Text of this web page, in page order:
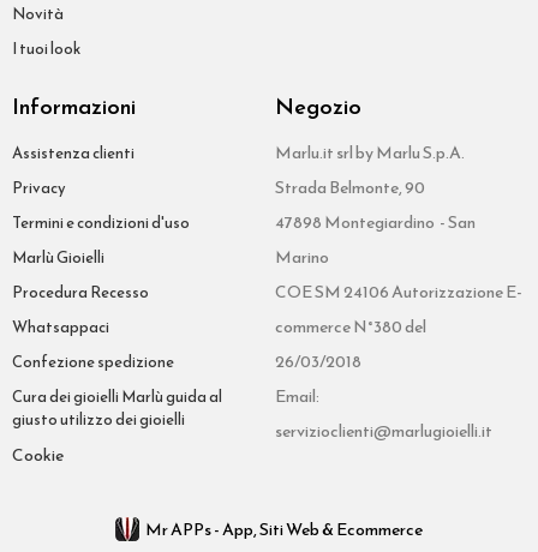
Novità
I tuoi look
Informazioni
Assistenza clienti
Privacy
Termini e condizioni d'uso
Marlù Gioielli
Procedura Recesso
Whatsappaci
Confezione spedizione
Cura dei gioielli Marlù guida al
giusto utilizzo dei gioielli
Cookie
Negozio
Marlu.it srl by Marlu S.p.A.
Strada Belmonte, 90
47898 Montegiardino - San
Marino
COE SM 24106 Autorizzazione E-
commerce N°380 del
26/03/2018
Email:
servizioclienti@marlugioielli.it
Mr APPs - App, Siti Web & Ecommerce